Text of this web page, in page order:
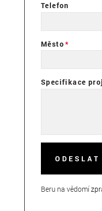
Telefon
Město
Specifikace
ODESLAT
Beru na vědomí